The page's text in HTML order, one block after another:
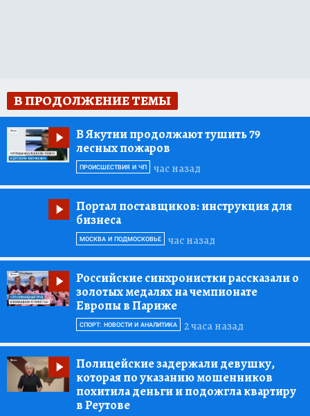
В ПРОДОЛЖЕНИЕ ТЕМЫ
В Якутии продолжают тушить 79
лесных пожаров
час назад
ПРОИСШЕСТВИЯ И ЧП
Портал поставщиков:инструкция для
бизнеса
час назад
МОСКВА И ПОДМОСКОВЬЕ
Российские синхронистки рассказали о
золотых медалях на чемпионате
Европы в Париже
2 часа назад
СПОРТ: НОВОСТИ И АНАЛИТИКА
Полицейские задержали девушку,
которая по указанию мошенников
похитила деньги и подожгла квартиру
в Реутове